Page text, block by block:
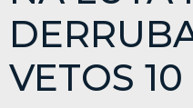
VETOS